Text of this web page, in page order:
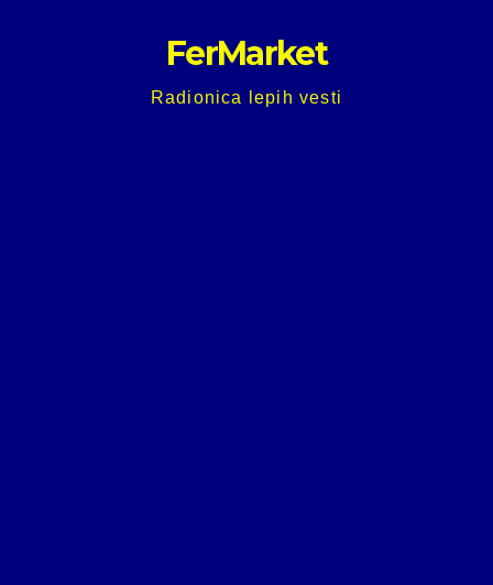
FerMarket
Radionica lepih vesti